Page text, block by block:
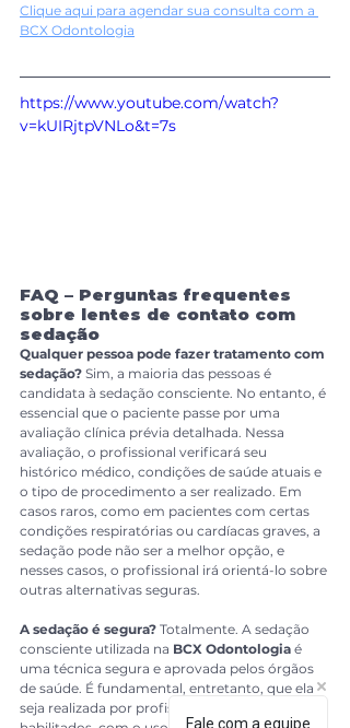
Clique aqui para agendar sua consulta com a
BCX Odontologia
https://www.youtube.com/watch?
v=kUIRjtpVNLo&t=7s
FAQ – Perguntas frequentes
sobre lentes de contato com
sedação
Qualquer pessoa pode fazer tratamento com
sedação? Sim, a maioria das pessoas é
candidata à sedação consciente. No entanto, é
essencial que o paciente passe por uma
avaliação clínica prévia detalhada. Nessa
avaliação, o profissional verificará seu
histórico médico, condições de saúde atuais e
o tipo de procedimento a ser realizado. Em
casos raros, como em pacientes com certas
condições respiratórias ou cardíacas graves, a
sedação pode não ser a melhor opção, e
nesses casos, o profissional irá orientá-lo sobre
outras alternativas seguras.
A sedação é segura? Totalmente. A sedação
consciente utilizada na BCX Odontologia é
uma técnica segura e aprovada pelos órgãos
de saúde. É fundamental, entretanto, que ela
seja realizada por profissionais experientes e
Fale com a equipe